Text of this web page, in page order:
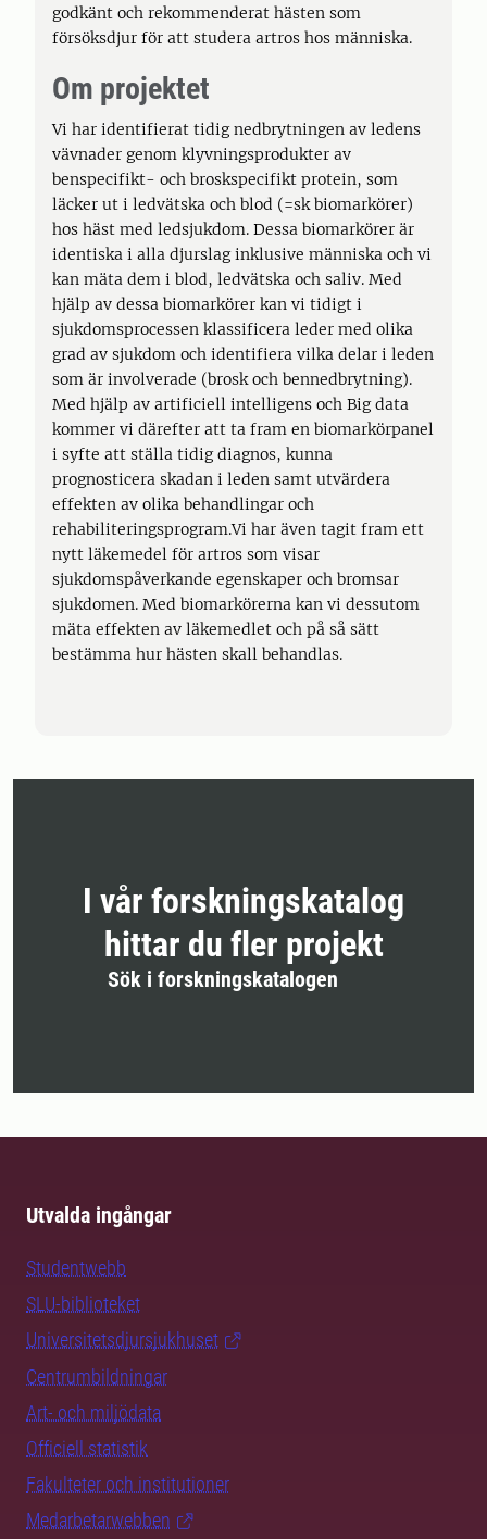
godkänt och rekommenderat hästen som
försöksdjur för att studera artros hos människa.
Om projektet
Vi har identifierat tidig nedbrytningen av ledens
vävnader genom klyvningsprodukter av
benspecifikt- och broskspecifikt protein, som
läcker ut i ledvätska och blod (=sk biomarkörer)
hos häst med ledsjukdom. Dessa biomarkörer är
identiska i alla djurslag inklusive människa och vi
kan mäta dem i blod, ledvätska och saliv. Med
hjälp av dessa biomarkörer kan vi tidigt i
sjukdomsprocessen klassificera leder med olika
grad av sjukdom och identifiera vilka delar i leden
som är involverade (brosk och bennedbrytning).
Med hjälp av artificiell intelligens och Big data
kommer vi därefter att ta fram en biomarkörpanel
i syfte att ställa tidig diagnos, kunna
prognosticera skadan i leden samt utvärdera
effekten av olika behandlingar och
rehabiliteringsprogram.Vi har även tagit fram ett
nytt läkemedel för artros som visar
sjukdomspåverkande egenskaper och bromsar
sjukdomen. Med biomarkörerna kan vi dessutom
mäta effekten av läkemedlet och på så sätt
bestämma hur hästen skall behandlas.
I vår forskningskatalog
hittar du fler projekt
Sök i forskningskatalogen
Utvalda ingångar
Studentwebb
SLU-biblioteket
Universitetsdjursjukhuset
Centrumbildningar
Art- och miljödata
Officiell statistik
Fakulteter och institutioner
Medarbetarwebben